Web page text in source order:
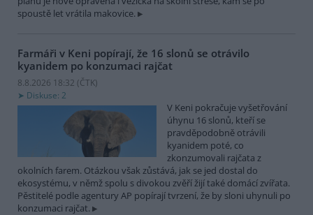
spoustě let vrátila makovice.
Farmáři v Keni popírají, že 16 slonů se otrávilo
kyanidem po konzumaci rajčat
8.8.2026 18:32 (ČTK)
Diskuse: 2
V Keni pokračuje vyšetřování
úhynu 16 slonů, kteří se
pravděpodobně otrávili
kyanidem poté, co
zkonzumovali rajčata z
okolních farem. Otázkou však zůstává, jak se jed dostal do
ekosystému, v němž spolu s divokou zvěří žijí také domácí zvířata.
Pěstitelé podle agentury AP popírají tvrzení, že by sloni uhynuli po
konzumaci rajčat.